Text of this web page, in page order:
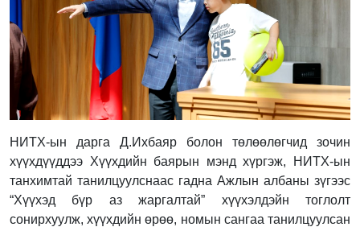
НИТХ-ын дарга Д.Ихбаяр болон төлөөлөгчид зочин
хүүхдүүддээ Хүүхдийн баярын мэнд хүргэж, НИТХ-ын
танхимтай танилцуулснаас гадна Ажлын албаны зүгээс
“Хүүхэд бүр аз жаргалтай” хүүхэлдэйн тоглолт
сонирхуулж, хүүхдийн өрөө, номын сангаа танилцуулсан